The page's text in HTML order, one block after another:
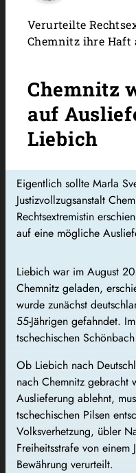
Verurteilte
Chemnitz ihre Haft
Chemnitz
auf
Liebich
Eigentlich sollte Marla
Justizvollzugsanstalt
Rechtsextremistin
auf eine mögliche
Liebich war im August
Chemnitz geladen,
wurde zunächst
55-Jährigen gefahndet.
tschechischen
Ob Liebich nach
nach Chemnitz
Auslieferung ablehnt,
tschechischen Pilsen
Volksverhetzung, übler
Freiheitsstrafe von einem
Bewährung verurteilt.